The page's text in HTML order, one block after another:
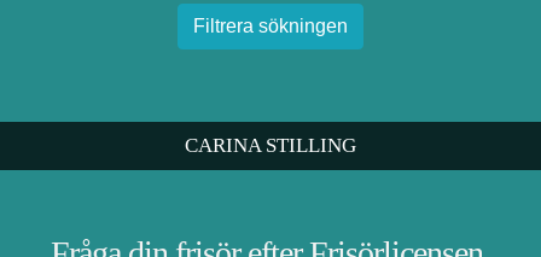
Filtrera sökningen
CARINA STILLING